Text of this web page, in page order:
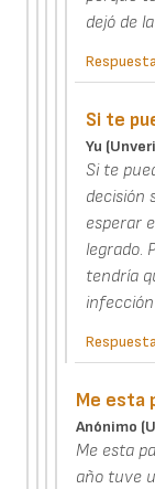
dejó de
Respuesta
Si te
Yu
Si te
decisión
esperar
legrado.
tendría
Respuesta
Me esta
Anónimo
Me esta
año tuve